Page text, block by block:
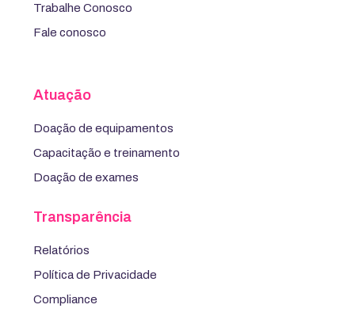
Trabalhe Conosco
Fale conosco
Atuação
Doação de equipamentos
Capacitação e treinamento
Doação de exames
Transparência
Relatórios
Política de Privacidade
Compliance